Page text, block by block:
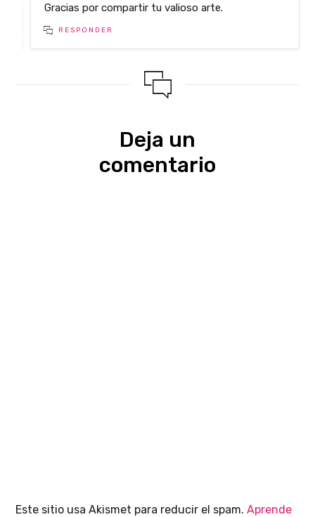
Gracias por compartir tu valioso arte.
RESPONDER
Deja un
comentario
Este sitio usa Akismet para reducir el spam.Aprende